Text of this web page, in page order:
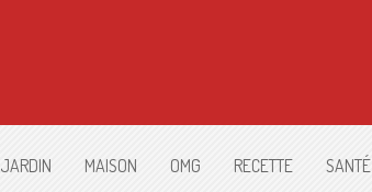
JARDIN MAISON OMG RECETTE SANTÉ